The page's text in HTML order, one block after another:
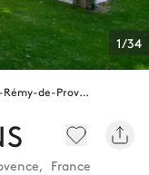
1/34
Saint-Rémy-de-Provence & environs
, France